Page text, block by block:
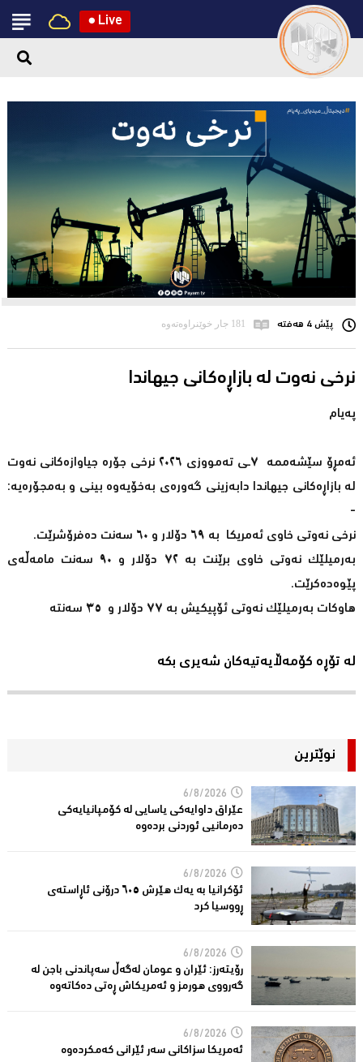
● Live
پێش 4 هەفتە 181 جار خوێنراوەتەوە
نرخى نەوت لە بازاڕەکانی جیهاندا
پەیام
ئەمڕۆ سێشەممە ‎٧‎ـی تەمووزی ‎٢٠٢٦‎ نرخى جۆرە جیاوازەکانى نەوت
لە بازاڕەکانى جیهاندا دابەزینی گەورەی بەخۆیەوە بینی و بەمجۆرەیە:
-
نرخى نەوتى خاوى ئەمریکا بە ‎٦٩‎ دۆلار و ‎٦٠‎ سەنت دەفرۆشرێت.
بەرمیلێک نەوتى خاوى برێنت بە ‎٧٢‎ دۆلار و ‎٩٠‎ سەنت مامەڵەى
پێوەدەکرێت.
هاوکات بەرمیلێک نەوتی ئۆپیکیش بە ‎٧٧‎ دۆلار و ‎٣٥‎ سەنتە
لە تۆڕە کۆمەڵایەتیەکان شەیری بکە
نوێترین
6/8/2026
عێراق داوایەکی یاسایی لە کۆمپانیایه‌كی
دەرمانیى ئوردنی بردەوە
6/8/2026
ئۆکرانیا بە یەک هێرش ٦٠٥ درۆنی ئاڕاستەى
ڕووسیا کرد
6/8/2026
رۆیتەرز: ئێران و عومان لەگەڵ سەپاندنی باجن لە
گەرووی هورمز و ئەمریکاش ڕەتی دەکاتەوە
6/8/2026
ئه‌مریكا سزاكانی سه‌ر ئێرانی كه‌مكرده‌وه‌